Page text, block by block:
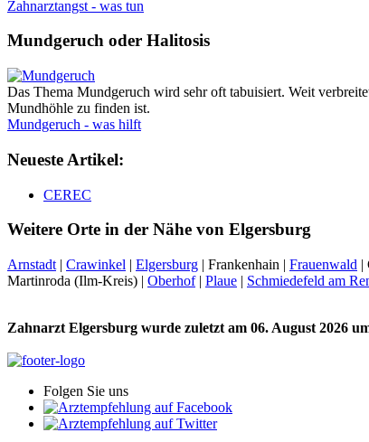
Zahnarztangst - was tun
Mundgeruch oder Halitosis
Das Thema Mundgeruch wird sehr oft tabuisiert. Weit
Mundhöhle zu finden ist.
Mundgeruch - was hilft
Neueste Artikel:
CEREC
Weitere Orte in der Nähe von Elgersburg
Arnstadt | Crawinkel | Elgersburg | Frankenhain | Frauenwald |
Martinroda (Ilm-Kreis) | Oberhof| Plaue | Schmiedefeld am
Zahnarzt Elgersburg wurde zuletzt am 06. August 2026
Folgen Sie uns